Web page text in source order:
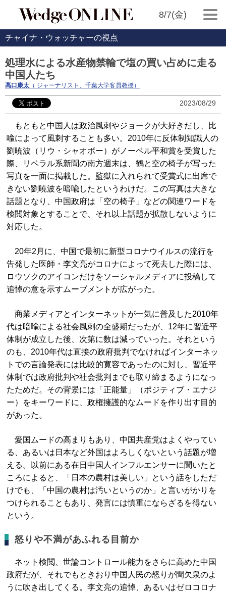
8/7(金)
チャイナ・ウォッチャーの視点
処理水による水産物禁輸で塩の買い占めに走る
中国人たち
高口康太 （ ジャーナリスト、千葉大学客員教授）
2023/08/29
もともと中国人は政治風刺やジョークが大好きだし、比
喩によって風刺することも多い。2010年に反体制知識人の
劉暁波（リウ・シャオボー）がノーベル平和賞を受賞した
際、リベラル系新聞の南方週末は、鶴と空の椅子が写った
写真を一面に掲載した。監獄に入れられて受賞式に出席で
きない劉暁波を暗喩したというわけだ。この写真は大きな
話題となり、中国政府は「空の椅子」などの関連ワードを
検閲対象とすることで、それ以上話題が拡散しないように
対応した。
20年2月に、中国で最初に新型コロナウイルスの流行を
告発した医師・李文亮がコロナによって死去した際には、
ロウソクのアイコンだけをソーシャルメディアに投稿して
追悼の意を示すムーブメントが広がった。
商業メディアとインターネットが一気に普及した2010年
代は暗喩による社会風刺の全盛期だったが、12年に習近平
体制が成立した後、次第に数は減っていった。それという
のも、2010年代は直接の政府批判でなければインターネッ
トでの言論発表には比較的寛容であったのに対し、習近平
体制では政府批判や社会批判までも取り締まるようになっ
たためだ。その背景には「正能量」（ポジティブ・エナジ
ー）をキーワードに、政権擁護的なムードを作り出す目的
があった。
愛国ムードの高まりもあり、中国共産党はよくやってい
る、あるいは日本など外国はよろしくないという話題が増
える。以前にある在日中国人インフルエンサーに聞いたと
ころによると、「日本の農村は美しい」という話をしただ
けでも、「中国の農村は汚いというのか」と言いがかりを
つけられることもあり、発言には慎重にならざるを得ない
という。
怒りや不満があふれる目前か
ネット検閲、世論コントロール能力をさらに高めた中国
政府だが、それでもときおり中国人民の怒りが間欠泉のよ
うに吹き出してくる。李文亮の追悼、あるいはゼロコロナ